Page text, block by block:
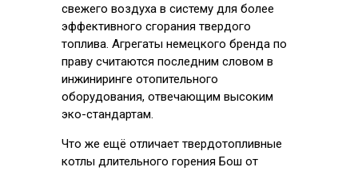
свежего воздуха в систему для более
эффективного сгорания твердого
топлива. Агрегаты немецкого бренда по
праву считаются последним словом в
инжиниринге отопительного
оборудования, отвечающим высоким
эко-стандартам.
Что же ещё отличает твердотопливные
котлы длительного горения Бош от